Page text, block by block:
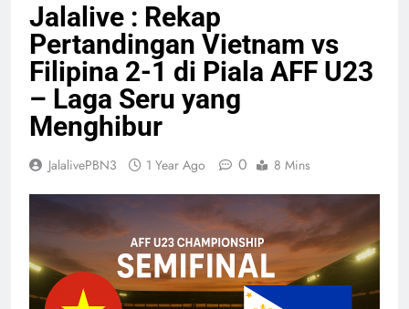
Jalalive : Rekap
Pertandingan Vietnam vs
Filipina 2-1 di Piala AFF U23
– Laga Seru yang
Menghibur
JalalivePBN3 1 Year Ago 0 8 Mins